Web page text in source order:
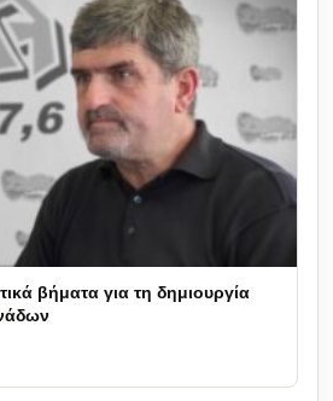
βήματα για τη δημιουργία